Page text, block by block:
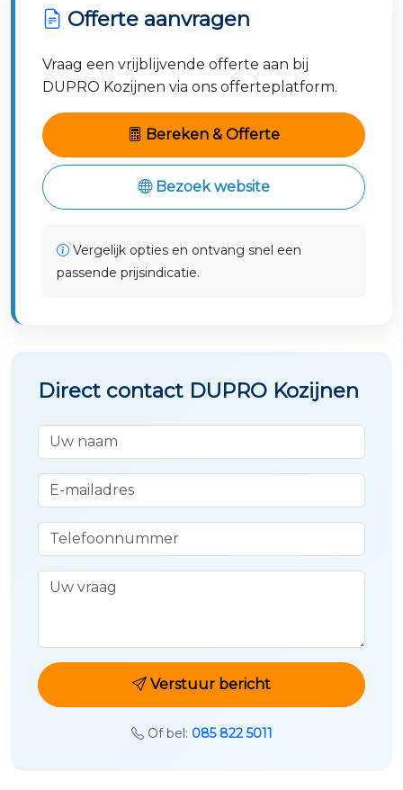
Offerte aanvragen
Vraag een vrijblijvende offerte aan bij
DUPRO Kozijnen via ons offerteplatform.
Bereken & Offerte
Bezoek website
Vergelijk opties en ontvang snel een
passende prijsindicatie.
Direct contact DUPRO Kozijnen
Uw naam
E-mailadres
Telefoonnummer
Uw vraag
Verstuur bericht
Of bel: 085 822 5011